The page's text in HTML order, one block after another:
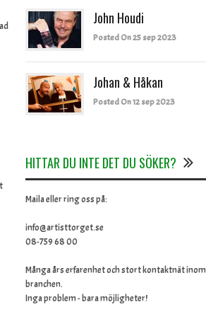
John Houdi
Posted On 25 sep 2023
Johan & Håkan
Posted On 12 sep 2023
HITTAR DU INTE DET DU SÖKER?
Maila eller ring oss på:
info@artisttorget.se
08-759 68 00
Många års erfarenhet och stort kontaktnät inom
branchen.
Inga problem - bara möjligheter!